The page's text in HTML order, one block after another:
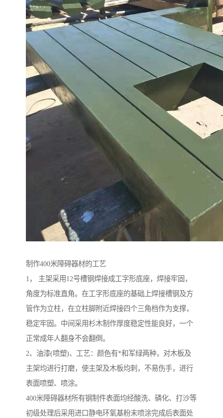
制作400米障碍器材的工艺
1， 主架采用12号槽钢焊接成工字形底座，焊接牢固，
角度为标准直角。在工字形底座的基础上焊接槽钢及方
管作为立柱，在立柱脚附近焊接四个三角档作为支撑，
稳定牢固。中间采用杉木制作厚度稳定性能良好，一个
正常成年人翻身不会翻倒。
2、油漆(喷塑)、工艺：颜色有*和军绿两种，对木板及
主架均进行打磨，使主架及木板均刺，不易伤手，进行
表面喷塑、喷涂。
400米障碍器材所有钢制件表面均经酸洗、磷化、打沙等
初级处理后采用进口静电环氧基粉末喷涂完成后表面处